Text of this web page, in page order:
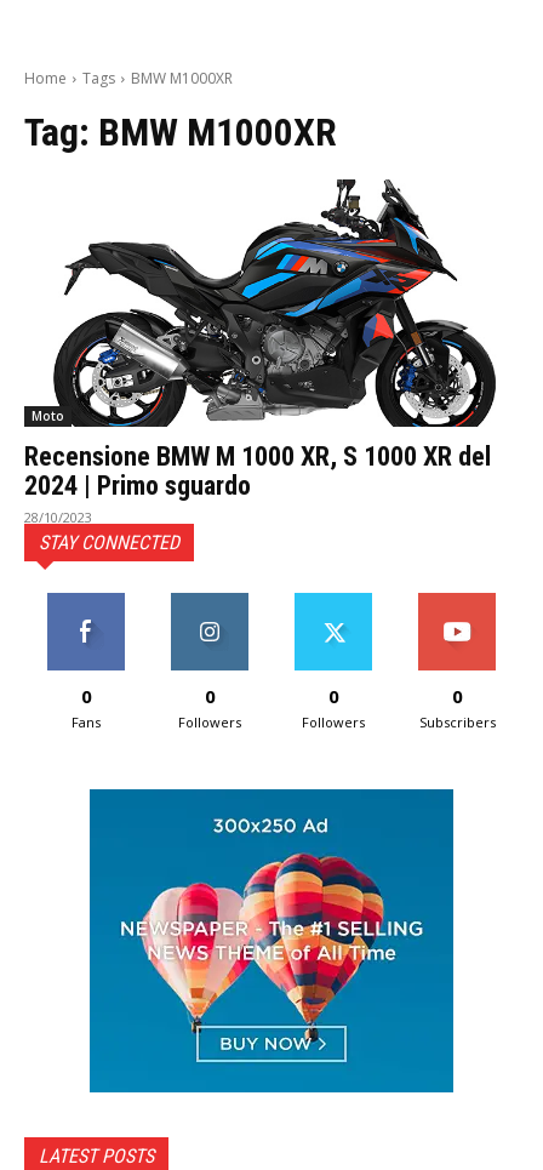
Home Tags BMW M1000XR
Tag: BMW M1000XR
Moto
Recensione BMW M 1000 XR, S 1000 XR del
2024 | Primo sguardo
28/10/2023
STAY CONNECTED
0
Fans
0
Followers
0
Followers
0
Subscribers
LATEST POSTS